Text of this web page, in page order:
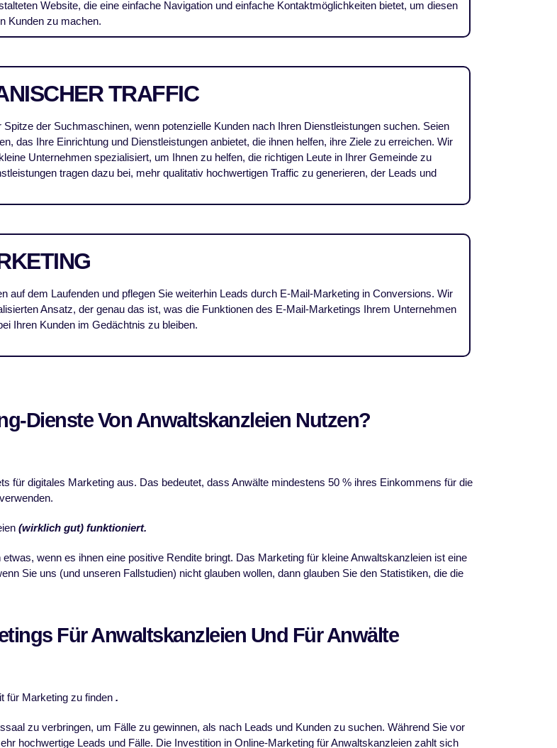
Website, die eine einfache Navigation und einfache Kontaktmöglichkeiten bietet, um diesen
Kunden zu machen.
TRAFFIC
Spitze der Suchmaschinen, wenn potenzielle Kunden nach Ihren Dienstleistungen suchen. Seien
das Ihre Einrichtung und Dienstleistungen anbietet, die ihnen helfen, ihre Ziele zu erreichen. Wir
Unternehmen spezialisiert, um Ihnen zu helfen, die richtigen Leute in Ihrer Gemeinde zu
tragen dazu bei, mehr qualitativ hochwertigen Traffic zu generieren, der Leads und
auf dem Laufenden und pflegen Sie weiterhin Leads durch E-Mail-Marketing in Conversions. Wir
Ansatz, der genau das ist, was die Funktionen des E-Mail-Marketings Ihrem Unternehmen
Ihren Kunden im Gedächtnis zu bleiben.
Dienste Von Anwaltskanzleien Nutzen?
für digitales Marketing aus. Das bedeutet, dass Anwälte mindestens 50 % ihres Einkommens für die
(wirklich gut) funktioniert.
wenn es ihnen eine positive Rendite bringt. Das Marketing für kleine Anwaltskanzleien ist eine
Sie uns (und unseren Fallstudien) nicht glauben wollen, dann glauben Sie den Statistiken, die die
Für Anwaltskanzleien Und Für Anwälte
für Marketing zu finden .
zu verbringen, um Fälle zu gewinnen, als nach Leads und Kunden zu suchen. Während Sie vor
hochwertige Leads und Fälle. Die Investition in Online-Marketing für Anwaltskanzleien zahlt sich